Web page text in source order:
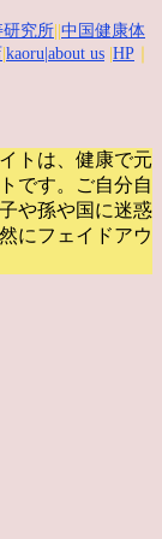
究所 中国健康体
kaoru |about us HP
トは、健康で元
です。
ご自分自
や孫や国に迷惑
にフェイドアウ